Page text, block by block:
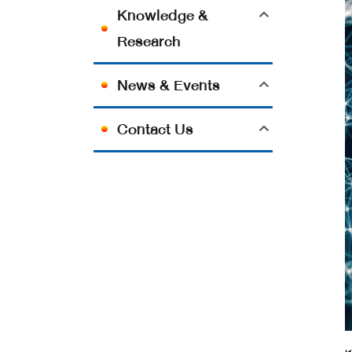
Knowledge &
Research
News & Events
Contact Us